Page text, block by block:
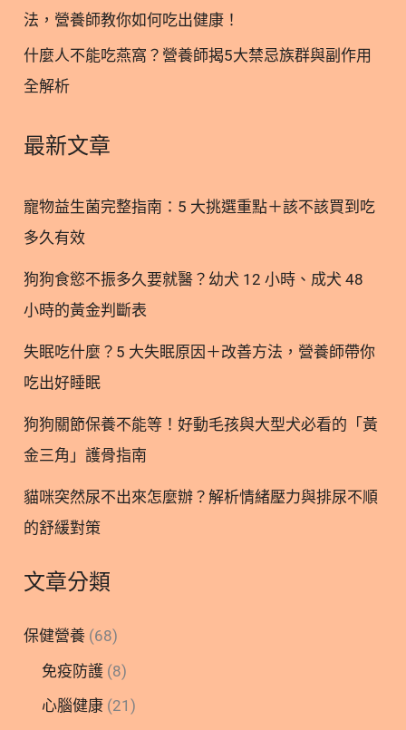
麼？紅色最強抗氧化劑！ 2.1. 蝦紅素來源 蝦紅素是
來源包含各種微藻，例如雨生紅球藻
(Haematococcus pluvialis)，也能透過食用甲殼類動
紅素功效 研究表明，蝦紅素的抗氧化能力最高，比維
素和番茄紅素等）高10倍(3)。 圖一、蝦紅素結構不
同其他抗氧化營養素 3. 藻藍素 vs 蝦紅素：差異一次
藍藻 主要：雨生紅球藻其他：甲殼類動物(蝦、蟹、
磷蝦)和鮭魚、虹鱒 特性
挑
選
懶
包
法，營養師教你如何吃出健康！
什麼人不能吃燕窩？營養師揭5大禁忌族群與副作用
全解析
最新文章
寵物益生菌完整指南：5 大挑選重點＋該不該買到吃
多久有效
狗狗食慾不振多久要就醫？幼犬 12 小時、成犬 48
小時的黃金判斷表
失眠吃什麼？5 大失眠原因＋改善方法，營養師帶你
吃出好睡眠
狗狗關節保養不能等！好動毛孩與大型犬必看的「黃
金三角」護骨指南
貓咪突然尿不出來怎麼辦？解析情緒壓力與排尿不順
的舒緩對策
文章分類
保健營養 (68)
免疫防護 (8)
心腦健康 (21)